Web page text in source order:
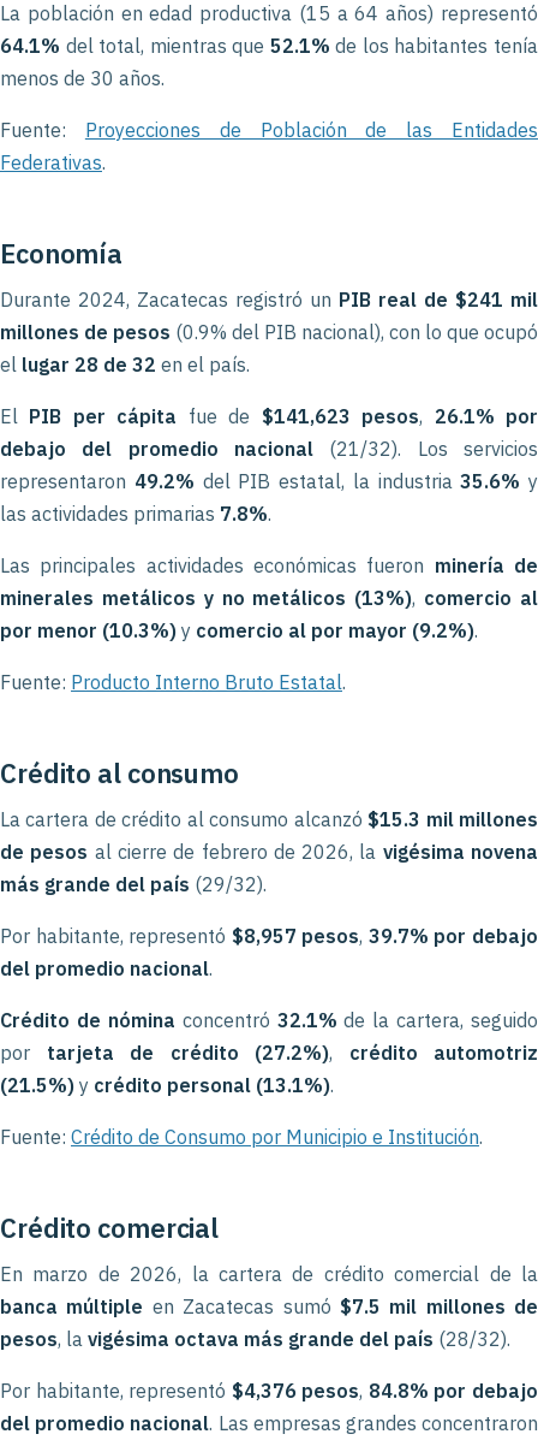
La población en edad productiva (15 a 64 años) representó
64.1% del total, mientras que 52.1% de los habitantes tenía
menos de 30 años.
Fuente: Proyecciones de Población de las Entidades
Federativas.
Economía
Durante 2024, Zacatecas registró un PIB real de $241 mil
millones de pesos (0.9% del PIB nacional), con lo que ocupó
el lugar 28 de 32 en el país.
El PIB per cápita fue de $141,623 pesos, 26.1% por
debajo del promedio nacional (21/32). Los servicios
representaron 49.2% del PIB estatal, la industria35.6% y
las actividades primarias 7.8%.
Las principales actividades económicas fueron minería de
minerales metálicos y no metálicos (13%), comercio al
por menor (10.3%) y comercio al por mayor (9.2%).
Fuente: Producto Interno Bruto Estatal.
Crédito al consumo
La cartera de crédito al consumo alcanzó $15.3 mil millones
de pesos al cierre de febrero de 2026, la vigésima novena
más grande del país (29/32).
Por habitante, representó $8,957 pesos, 39.7% por debajo
del promedio nacional.
Crédito de nómina concentró 32.1% de la cartera, seguido
por tarjeta de crédito (27.2%), crédito automotriz
(21.5%) y crédito personal (13.1%).
Fuente: Crédito de Consumo por Municipio e Institución.
Crédito comercial
En marzo de 2026, la cartera de crédito comercial de la
banca múltiple en Zacatecas sumó $7.5 mil millones de
pesos, la vigésima octava más grande del país (28/32).
Por habitante, representó $4,376 pesos, 84.8% por debajo
del promedio nacional. Las empresas grandes concentraron